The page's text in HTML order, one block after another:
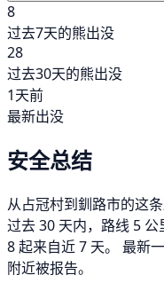
8
过去7天的熊出没
28
过去30天的熊出没
1天前
最新出没
安全总结
从占冠村到釧路市的这
过去 30 天内，路线 5
8 起来自近 7 天。 最新
附近被报告。